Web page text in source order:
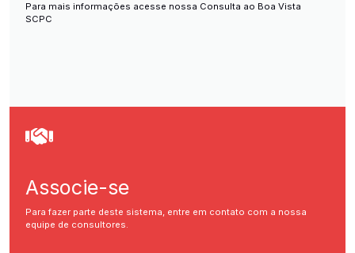
Para mais informações acesse nossa Consulta ao Boa Vista
SCPC
Associe-se
Para fazer parte deste sistema, entre em contato com a nossa
equipe de consultores.